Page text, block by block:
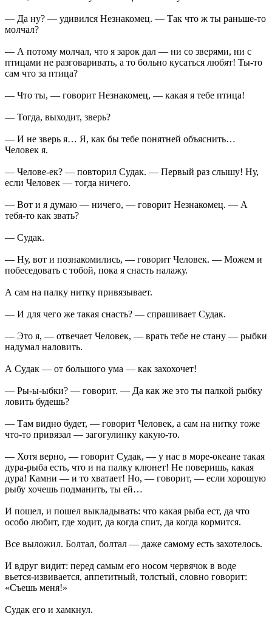
— Да ну? — удивился Незнакомец. — Так что ж ты раньше-то
молчал?
— А потому молчал, что я зарок дал — ни со зверями, ни с
птицами не разговаривать, а то больно кусаться любят! Ты-то
сам что за птица?
— Что ты, — говорит Незнакомец, — какая я тебе птица!
— Тогда, выходит, зверь?
— И не зверь я… Я, как бы тебе понятней объяснить…
Человек я.
— Челове-ек? — повторил Судак. — Первый раз слышу! Ну,
если Человек — тогда ничего.
— Вот и я думаю — ничего, — говорит Незнакомец. — А
тебя-то как звать?
— Судак.
— Ну, вот и познакомились, — говорит Человек. — Можем и
побеседовать с тобой, пока я снасть налажу.
А сам на палку нитку привязывает.
— И для чего же такая снасть? — спрашивает Судак.
— Это я, — отвечает Человек, — врать тебе не стану — рыбки
надумал наловить.
А Судак — от большого ума — как захохочет!
— Ры-ы-ыбки? — говорит. — Да как же это ты палкой рыбку
ловить будешь?
— Там видно будет, — говорит Человек, а сам на нитку тоже
что-то привязал — загогулинку какую-то.
— Хотя верно, — говорит Судак, — у нас в море-океане такая
дура-рыба есть, что и на палку клюнет! Не поверишь, какая
дура! Камни — и то хватает! Но, — говорит, — если хорошую
рыбу хочешь подманить, ты ей…
И пошел, и пошел выкладывать: что какая рыба ест, да что
особо любит, где ходит, да когда спит, да когда кормится.
Все выложил. Болтал, болтал — даже самому есть захотелось.
И вдруг видит: перед самым его носом червячок в воде
вьется-извивается, аппетитный, толстый, словно говорит:
«Съешь меня!»
Судак его и хамкнул.